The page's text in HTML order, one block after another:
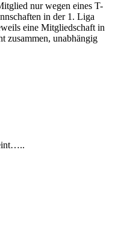
nur wegen eines T-
in der 1. Liga
eine Mitgliedschaft in
zusammen, unabhängig